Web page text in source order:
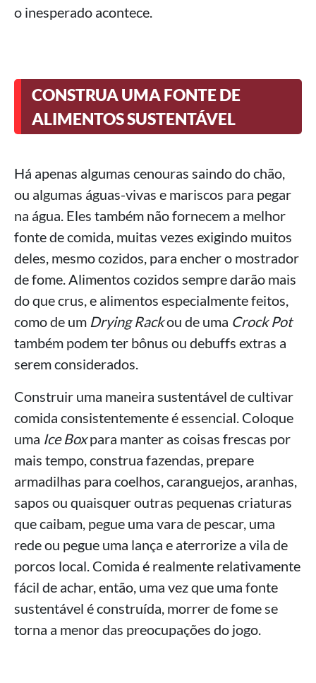
o inesperado acontece.
CONSTRUA UMA FONTE DE
ALIMENTOS SUSTENTÁVEL
Há apenas algumas cenouras saindo do chão,
ou algumas águas-vivas e mariscos para pegar
na água. Eles também não fornecem a melhor
fonte de comida, muitas vezes exigindo muitos
deles, mesmo cozidos, para encher o mostrador
de fome. Alimentos cozidos sempre darão mais
do que crus, e alimentos especialmente feitos,
como de um Drying Rackou de uma Crock Pot
também podem ter bônus ou debuffs extras a
serem considerados.
Construir uma maneira sustentável de cultivar
comida consistentemente é essencial. Coloque
uma Ice Boxpara manter as coisas frescas por
mais tempo, construa fazendas, prepare
armadilhas para coelhos, caranguejos, aranhas,
sapos ou quaisquer outras pequenas criaturas
que caibam, pegue uma vara de pescar, uma
rede ou pegue uma lança e aterrorize a vila de
porcos local. Comida é realmente relativamente
fácil de achar, então, uma vez que uma fonte
sustentável é construída, morrer de fome se
torna a menor das preocupações do jogo.